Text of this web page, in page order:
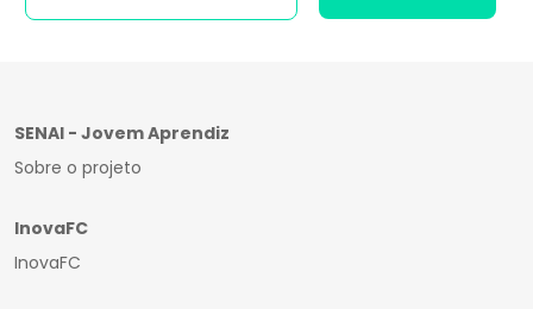
SENAI - Jovem Aprendiz
Sobre o projeto
InovaFC
InovaFC